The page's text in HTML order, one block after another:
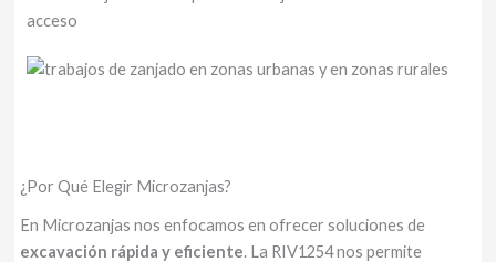
¿Por Qué Elegir Microzanjas?
En Microzanjas nos enfocamos en ofrecer soluciones de
excavación rápida y eficiente. La RIV1254 nos permite